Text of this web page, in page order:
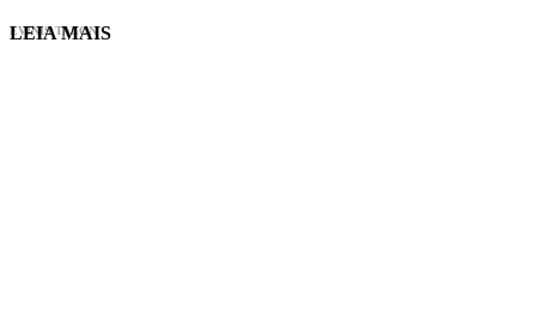
EVINIS TALON
LEIA MAIS